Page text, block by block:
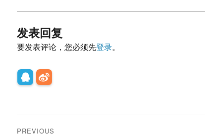
发表回复
要发表评论，您必须先登录。
文
PREVIOUS